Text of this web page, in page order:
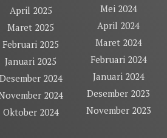
April 2025
Maret 2025
Februari 2025
Januari 2025
Desember 2024
2024
Oktober 2024
Mei 2024
April 2024
Maret 2024
Februari 2024
Januari 2024
Desember 2023
November 2023